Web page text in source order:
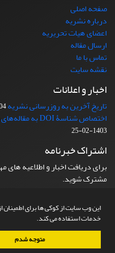
این وب سایت از کوکی ها برای اطمینان
خدمات استفاده می کند.
متوجه شدم
صفحه اصلی
درباره نشریه
اعضای هیات تحریریه
ارسال مقاله
تماس با ما
نقشه سایت
اخبار و اعلانات
تاریخ آخرین به روزرسانی نشریه25
اختصاص شناسۀ DOI به مقاله‌های فصلنامه جامعه، فرهنگ و رسانه
1403-02-25
اشتراک خبرنامه
برای دریافت اخبار و اطلاعیه
مشترک شوید.